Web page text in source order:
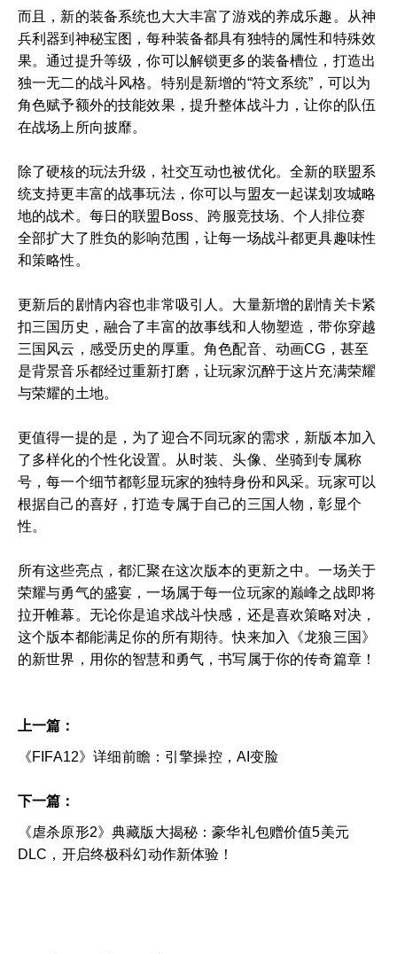
而且，新的装备系统也大大丰富了游戏的养成乐趣。从神
兵利器到神秘宝图，每种装备都具有独特的属性和特殊效
果。通过提升等级，你可以解锁更多的装备槽位，打造出
独一无二的战斗风格。特别是新增的“符文系统”，可以为
角色赋予额外的技能效果，提升整体战斗力，让你的队伍
在战场上所向披靡。
除了硬核的玩法升级，社交互动也被优化。全新的联盟系
统支持更丰富的战事玩法，你可以与盟友一起谋划攻城略
地的战术。每日的联盟Boss、跨服竞技场、个人排位赛
全部扩大了胜负的影响范围，让每一场战斗都更具趣味性
和策略性。
更新后的剧情内容也非常吸引人。大量新增的剧情关卡紧
扣三国历史，融合了丰富的故事线和人物塑造，带你穿越
三国风云，感受历史的厚重。角色配音、动画CG，甚至
是背景音乐都经过重新打磨，让玩家沉醉于这片充满荣耀
与荣耀的土地。
更值得一提的是，为了迎合不同玩家的需求，新版本加入
了多样化的个性化设置。从时装、头像、坐骑到专属称
号，每一个细节都彰显玩家的独特身份和风采。玩家可以
根据自己的喜好，打造专属于自己的三国人物，彰显个
性。
所有这些亮点，都汇聚在这次版本的更新之中。一场关于
荣耀与勇气的盛宴，一场属于每一位玩家的巅峰之战即将
拉开帷幕。无论你是追求战斗快感，还是喜欢策略对决，
这个版本都能满足你的所有期待。快来加入《龙狼三国》
的新世界，用你的智慧和勇气，书写属于你的传奇篇章！
上一篇：
《FIFA12》详细前瞻：引擎操控，AI变脸
下一篇：
《虐杀原形2》典藏版大揭秘：豪华礼包赠价值5美元
DLC，开启终极科幻动作新体验！